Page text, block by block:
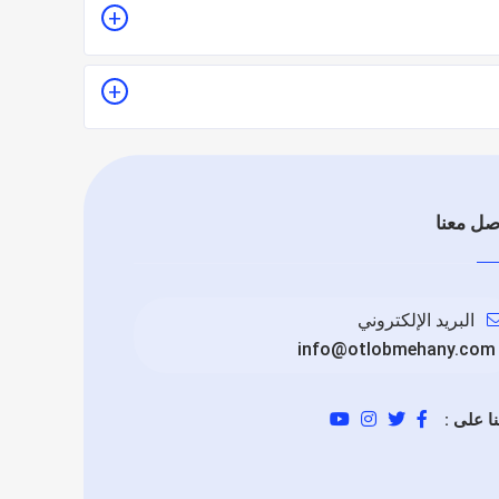
تقييماً فموقع اطلب مهني يعتمد على تقييم الفنيين
معنا
البريد الإلكتروني
info@otlobmehany.com
على :